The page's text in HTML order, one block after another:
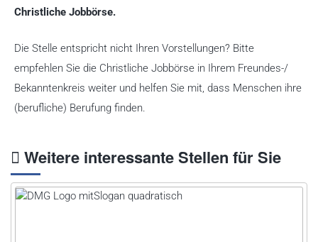
Christliche Jobbörse.
Die Stelle entspricht nicht Ihren Vorstellungen? Bitte
empfehlen Sie die Christliche Jobbörse in Ihrem Freundes-/
Bekanntenkreis weiter und helfen Sie mit, dass Menschen ihre
(berufliche) Berufung finden.
Weitere interessante Stellen für Sie